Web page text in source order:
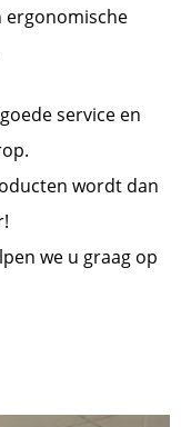
ergonomische
service en
wordt dan
we u graag op